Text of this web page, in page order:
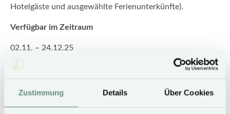
Zustimmung Details Über Cookies
Hotelgäste und ausgewählte Ferienunterkünfte).
Verfügbar im Zeitraum
02.11. – 24.12.25
04.01. – 20.03.26
01.11. – 24.12.26
Nur gültig bei Direktbuchung über das Hotel Duene.